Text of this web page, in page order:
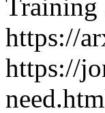
Training
https://
https://